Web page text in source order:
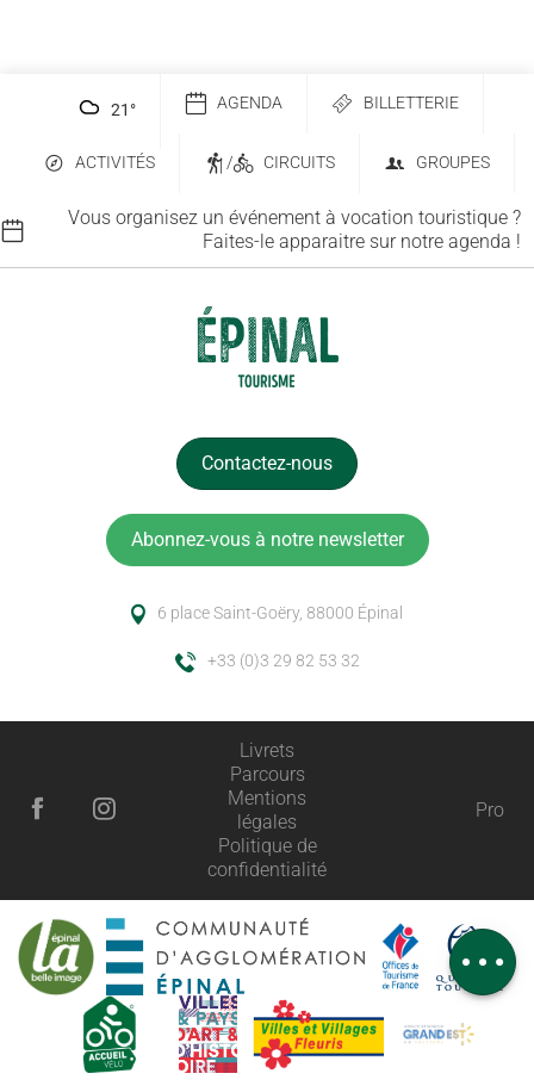
Prestations
Avis
21 ° AGENDA BILLETTERIE
ACTIVITÉS / CIRCUITS GROUPES
Vous organisez un événement à vocation touristique ?
Faites-le apparaitre sur notre agenda !
Contactez-nous
Abonnez-vous à notre newsletter
6 place Saint-Goëry, 88000 Épinal
+33 (0)3 29 82 53 32
Livrets
Parcours
Mentions
légales
Politique de
confidentialité
Pro